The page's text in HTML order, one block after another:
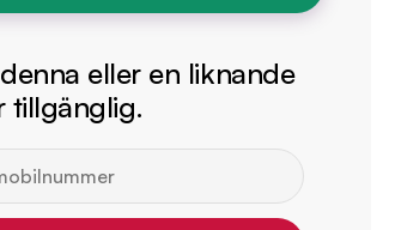
eller en liknande
tillgänglig.